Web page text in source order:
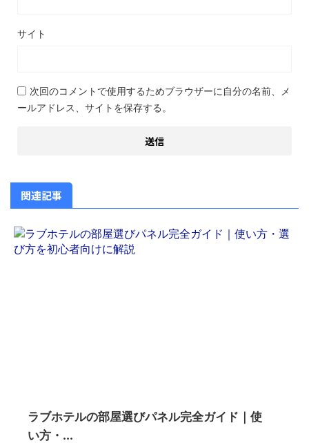
サイト
次回のコメントで使用するためブラウザーに自分の名前、メ
ールアドレス、サイトを保存する。
関連記事
ラブホテルの部屋選びパネル完全ガイド｜使
い方・...